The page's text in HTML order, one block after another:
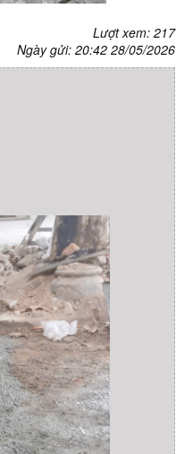
Lượt xem: 217
Ngày gửi: 20:42 28/05/2026